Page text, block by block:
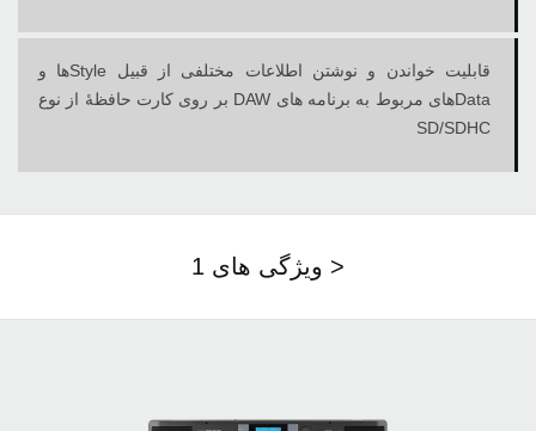
قابلیت خواندن و نوشتن اطلاعات مختلفی از قبیل Styleها و
Dataهای مربوط به برنامه های DAW بر روی کارت حافظۀ از نوع
SD/SDHC
ویژگی های 1 >